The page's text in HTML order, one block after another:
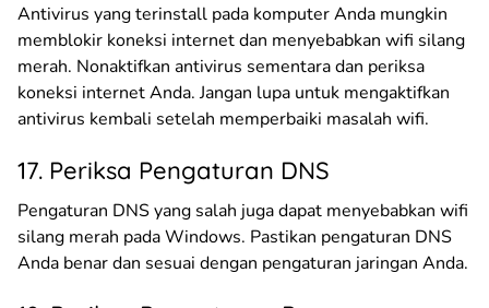
Antivirus yang terinstall pada komputer Anda mungkin
memblokir koneksi internet dan menyebabkan wifi silang
merah. Nonaktifkan antivirus sementara dan periksa
koneksi internet Anda. Jangan lupa untuk mengaktifkan
antivirus kembali setelah memperbaiki masalah wifi.
17. Periksa Pengaturan DNS
Pengaturan DNS yang salah juga dapat menyebabkan wifi
silang merah pada Windows. Pastikan pengaturan DNS
Anda benar dan sesuai dengan pengaturan jaringan Anda.